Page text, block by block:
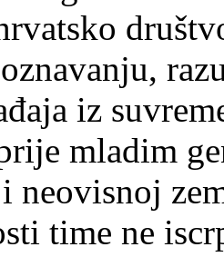
iz
mladim
neovisnoj
time ne